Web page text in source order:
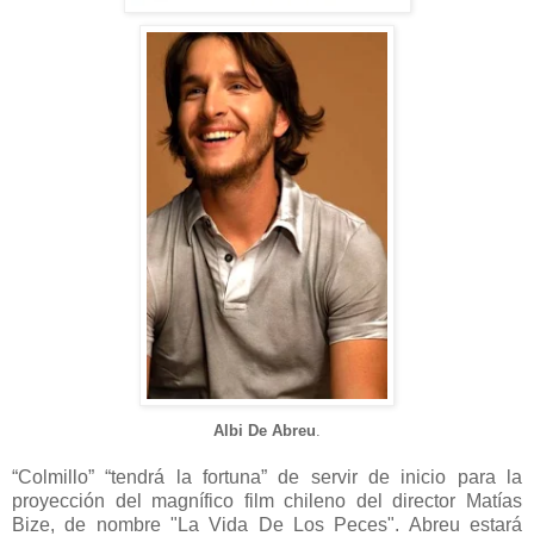
Albi De Abreu
“Colmillo” “tendrá la fortuna” de servir de inicio para la
proyección del magnífico film chileno del director Matías
Bize, de nombre "La Vida De Los Peces". Abreu estará